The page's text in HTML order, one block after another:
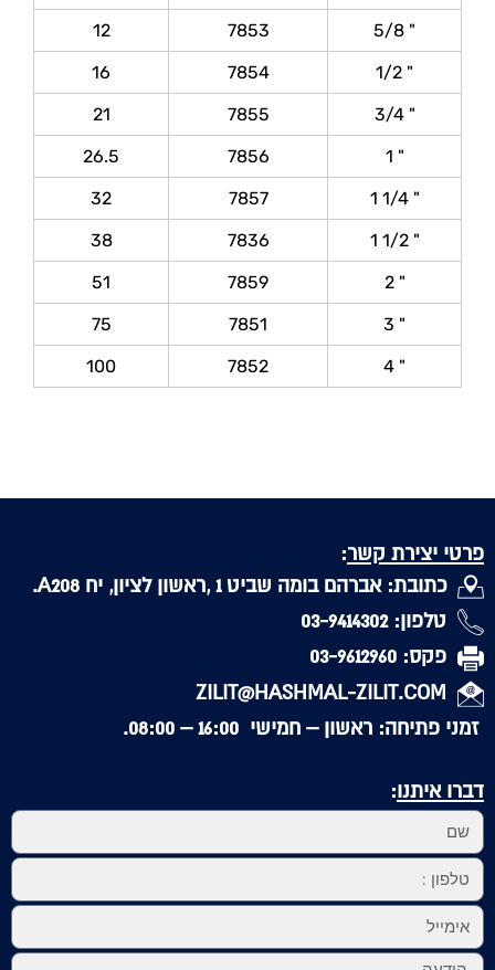
5/8 "
7853
12
1/2 "
7854
16
3/4 "
7855
21
1 "
7856
26.5
1 1/4 "
7857
32
1 1/2 "
7836
38
2 "
7859
51
3 "
7851
75
4 "
7852
100
פרטי יצירת קשר:
כתובת: אברהם בומה שביט 1 ,ראשון לציון, יח A208.
טלפון: 03-9414302
פקס: 03-9612960
ZILIT@HASHMAL-ZILIT.COM
זמני פתיחה: ראשון – חמישי 16:00 – 08:00.
דברו איתנו: